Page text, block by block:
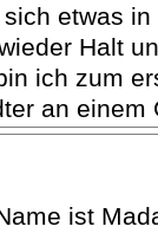
etwas
Halt
ich zum
an
ist